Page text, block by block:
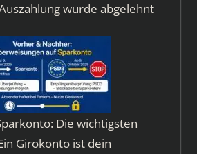
wurde abgelehnt
Die wichtigsten
Girokonto ist dein